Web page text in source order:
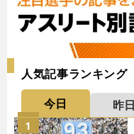
人気記事ランキング
今日 昨日
1